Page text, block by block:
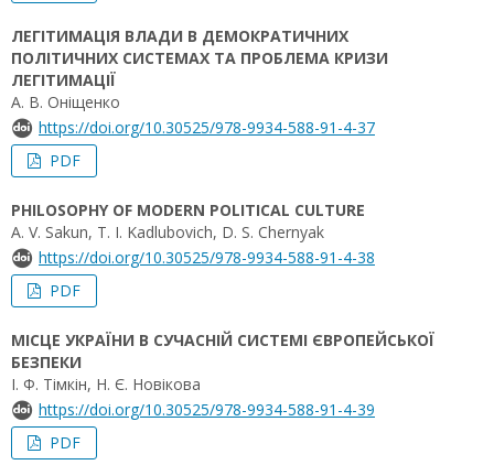
ЛЕГІТИМАЦІЯ ВЛАДИ В ДЕМОКРАТИЧНИХ
ПОЛІТИЧНИХ СИСТЕМАХ ТА ПРОБЛЕМА КРИЗИ
ЛЕГІТИМАЦІЇ
А. В. Оніщенко
https://doi.org/10.30525/978-9934-588-91-4-37
PDF
PHILOSOPHY OF MODERN POLITICAL CULTURE
A. V. Sakun, T. I. Kadlubovich, D. S. Chernyak
https://doi.org/10.30525/978-9934-588-91-4-38
PDF
МІСЦЕ УКРАЇНИ В СУЧАСНІЙ СИСТЕМІ ЄВРОПЕЙСЬКОЇ
БЕЗПЕКИ
І. Ф. Тімкін, Н. Є. Новікова
https://doi.org/10.30525/978-9934-588-91-4-39
PDF